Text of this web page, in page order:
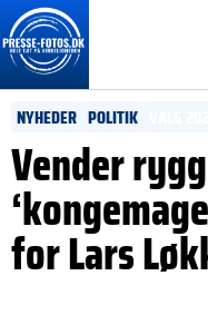
NYHEDER POLITIK
Vender
for Lars